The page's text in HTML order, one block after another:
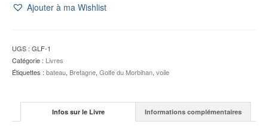
la
Golfe
(du
Morbihan)
Ajouter à ma Wishlist
UGS : GLF-1
Catégorie : Livres
Étiquettes : bateau, Bretagne, Golfe du Morbihan, voile
Infos sur le Livre Informations complémentaires